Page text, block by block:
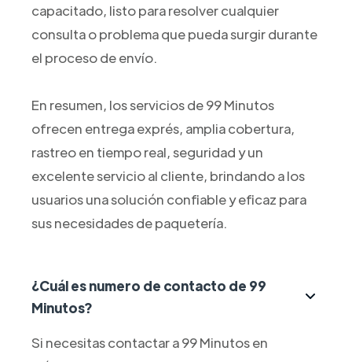
capacitado, listo para resolver cualquier
consulta o problema que pueda surgir durante
el proceso de envío.
En resumen, los servicios de 99 Minutos
ofrecen entrega exprés, amplia cobertura,
rastreo en tiempo real, seguridad y un
excelente servicio al cliente, brindando a los
usuarios una solución confiable y eficaz para
sus necesidades de paquetería.
¿Cuál es numero de contacto de 99
Minutos?
Si necesitas contactar a 99 Minutos en